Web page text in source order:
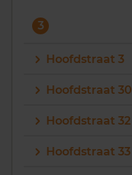
3
Hoofdstraat 3
Hoofdstraat 30
Hoofdstraat 32
Hoofdstraat 33